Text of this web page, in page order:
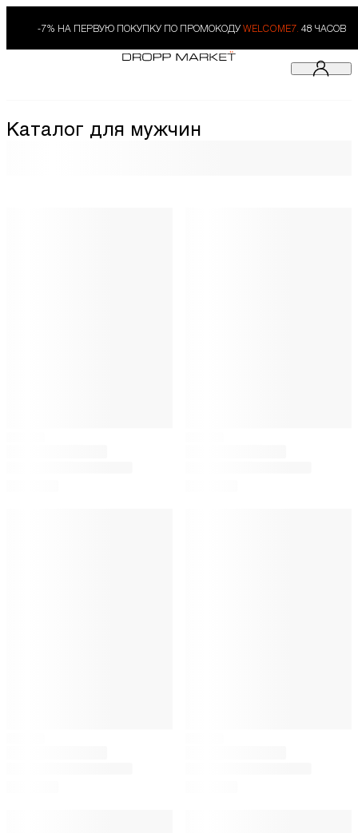
-7% НА ПЕРВУЮ ПОКУПКУ ПО ПРОМОКОДУ WELCOME7. 48 ЧАСОВ
Каталог для мужчин